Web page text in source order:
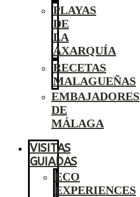
PLAYAS
DE
LA
AXARQUÍA
RECETAS
MALAGUEÑAS
EMBAJADORES
DE
MÁLAGA
VISITAS
GUIADAS
ECO
EXPERIENCES